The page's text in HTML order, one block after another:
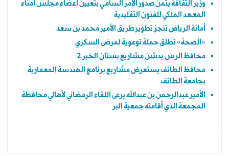
وزير الثقافة يثمن صدور الأمر السامي بتعيين أعضاء مجلس أمناء
المعهد الملكي للفنون التقليدية
أمانة الرياض تنجز تطوير طريق الأمير محمد بن سعد
«الصحة» تطلق حملة توعوية لمرضى السكري
محافظ الرس يدشن مشاريع بستان الخير 2
محافظ الطائف يستعرض مشاريع برنامج الهندسة المعمارية
بجامعة الطائف
الأمير عبدالرحمن بن عبدالله يرعى اللقاء الرمضاني لأهالي محافظة
المجمعة الذي أقامته جمعية البر